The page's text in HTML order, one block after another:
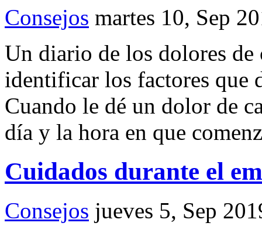
Consejos martes 10, Sep
Un diario de los dolores de
identificar los factores que
Cuando le dé un dolor de
día y la hora en que
Cuidados durante el
Consejos jueves 5, Sep